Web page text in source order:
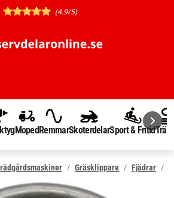
(4.9/5)
MopedRemmarSkoterdelarSport & Fritid
Gräsklippare Fjädrar